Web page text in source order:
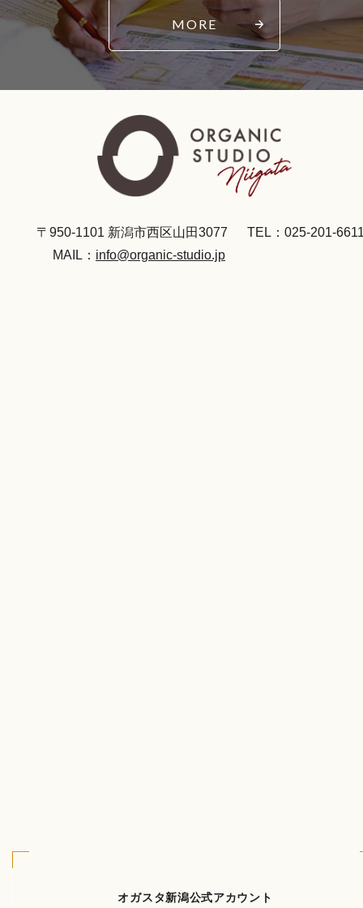
MORE
〒950-1101 新潟市西区山田3077
TEL：025-201-
MAIL： info@organic-studio.jp
オガスタ新潟公式アカウント